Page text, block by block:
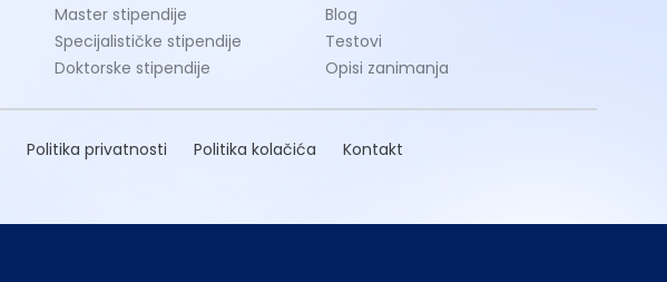
Master stipendije
Specijalističke stipendije
Doktorske stipendije
Blog
Testovi
Opisi zanimanja
Politika privatnosti Politika kolačića Kontakt